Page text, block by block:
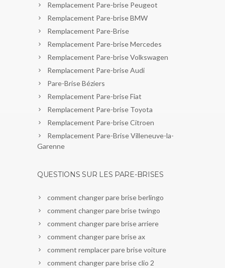
Remplacement Pare-brise Peugeot
Remplacement Pare-brise BMW
Remplacement Pare-Brise
Remplacement Pare-brise Mercedes
Remplacement Pare-brise Volkswagen
Remplacement Pare-brise Audi
Pare-Brise Béziers
Remplacement Pare-brise Fiat
Remplacement Pare-brise Toyota
Remplacement Pare-brise Citroen
Remplacement Pare-Brise Villeneuve-la-
Garenne
QUESTIONS SUR LES PARE-BRISES
comment changer pare brise berlingo
comment changer pare brise twingo
comment changer pare brise arriere
comment changer pare brise ax
comment remplacer pare brise voiture
comment changer pare brise clio 2